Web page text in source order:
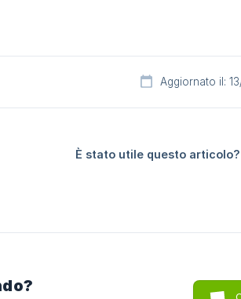
Aggiornato il:
È stato utile questo articolo?